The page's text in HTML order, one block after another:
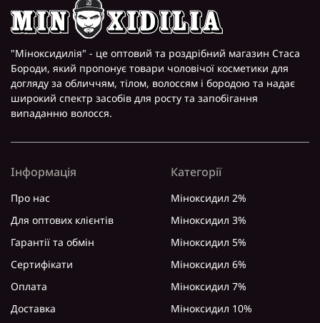
"Міноксидилія" - це оптовий та роздрібний магазин Стаса
Бороди, який пропонує товари чоловічої косметики для
догляду за обличчям, тілом, волоссям і бородою та надає
широкий спектр засобів для росту та запобігання
випаданню волосся.
Інформація
Про нас
Для оптових клієнтів
Гарантії та обмін
Сертифікати
Оплата
Доставка
Категорії
Міноксидил 2%
Міноксидил 3%
Міноксидил 5%
Міноксидил 6%
Міноксидил 7%
Міноксидил 10%